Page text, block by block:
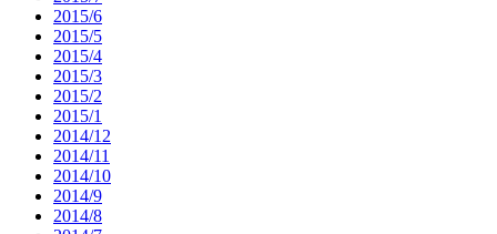
2015/6
2015/5
2015/4
2015/3
2015/2
2015/1
2014/12
2014/11
2014/10
2014/9
2014/8